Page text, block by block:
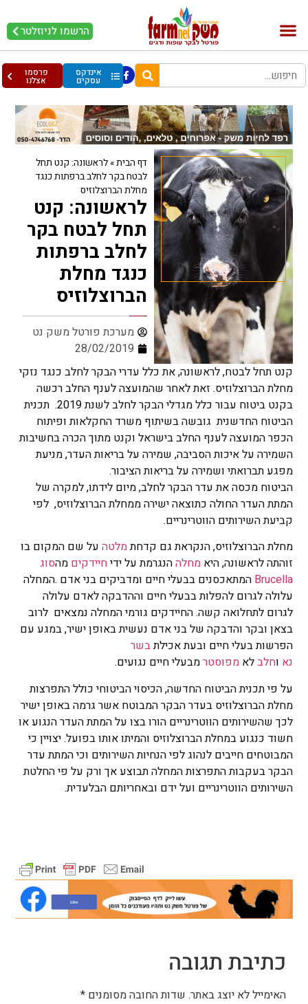
הרשמו לניוזלטר
אינדקס
עסקים
פרסמו
אצלנו
דף הבית»לראשונה: קנט תחל
לבטח בקר לחלב ברפתות כנגד
מחלת הברוצלוזיס
לראשונה: קנט
תחל לבטח בקר
לחלב ברפתות
כנגד מחלת
הברוצלוזיס
מערכת פורטל משק נט
28/02/2019
קנט תחל לבטח, לראשונה, את כלל עדרי הבקר לחלב כנגד נזקי
מחלת הברוצלוזיס. זאת לאחר שהמועצה לענף החלב רכשה
בקנט ביטוח עבור כלל מגדלי הבקר לחלב לשנת 2019. תכנית
הביטוח החדשנית גובשה בשיתוף משרד החקלאות ופיתוח
הכפר המועצה לענף החלב בישראל וקנט מתוך הכרה בחשיבות
השמירה על איכות הסביבה, שמירה על בריאות העדר, מניעת
מפגע תברואתי ושמירה על בריאות הציבור.
הביטוח מכסה את עדר הבקר לחלב, מיום לידתו, למקרה של
המתת העדר החולה כתוצאה ישירה ממחלת הברוצלוזיס, לפי
קביעת השירותים הווטרינריים.
מחלת הברוצלוזיס, הנקראת גם קדחתמלטהעל שם המקום בו
זוהתה לראשונה, היא מחלההנגרמת על ידיחיידקים מהסוג
Brucella המתאכסנים בבעלי חיים ומדביקים בני אדם .המחלה
עלולה לגרום להפלות בבעלי חיים וההדבקה לאדם עלולה
לגרום לתחלואה קשה. החיידקים גורמי המחלה נמצאים לרוב
בצאן ובקר והדבקה של בני אדם נעשית באופן ישיר, במגע עם
הפרשות בעלי חיים ובעת אכילתבשר
נא וחלבלא מפוסטרמבעלי חיים נגועים.
על פי תכנית הביטוח החדשה, הכיסוי הביטוחי כולל התפרצות
מחלת הברוצלוזיס בעדר הבקר המבוטח אשר גרמה באופן ישיר
לכך שהשירותים הווטרינריים הורו בצו על המתת העדר הנגוע או
חשוד כנגוע במחלת הברוצלוזיס והמיתו אותו בפועל. יצויין כי
המבוטחים חייבים לנהוג לפי הנחיות השירותים וכי המתת עדר
הבקר בעקבות התפרצות המחלה תבוצע אך ורק על פי החלטת
השירותים הווטרינריים ועל ידם ובאחריותם הבלעדית.
כתיבת תגובה
האימייל לא יוצג באתר. שדות החובה מסומנים *